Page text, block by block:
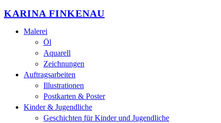
KARINA FINKENAU
Malerei
Öl
Aquarell
Zeichnungen
Auftragsarbeiten
Illustrationen
Postkarten & Poster
Kinder & Jugendliche
Geschichten für Kinder und Jugendliche